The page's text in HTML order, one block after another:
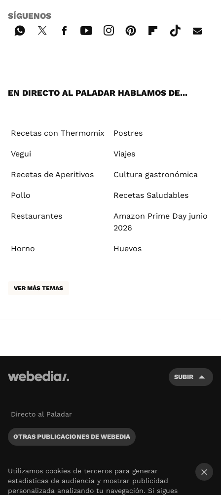
SÍGUENOS
EN DIRECTO AL PALADAR HABLAMOS DE...
Recetas con Thermomix Postres
Vegui Viajes
Recetas de Aperitivos Cultura gastronómica
Pollo Recetas Saludables
Restaurantes
Amazon Prime Day junio
2026
Horno Huevos
VER MÁS TEMAS
SUBIR
Directo al Paladar
OTRAS PUBLICACIONES DE WEBEDIA
Utilizamos cookies de terceros para generar
estadísticas de audiencia y mostrar publicidad
personalizada analizando tu navegación. Si sigues